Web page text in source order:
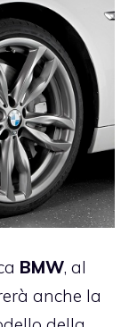
BMW, al
anche la